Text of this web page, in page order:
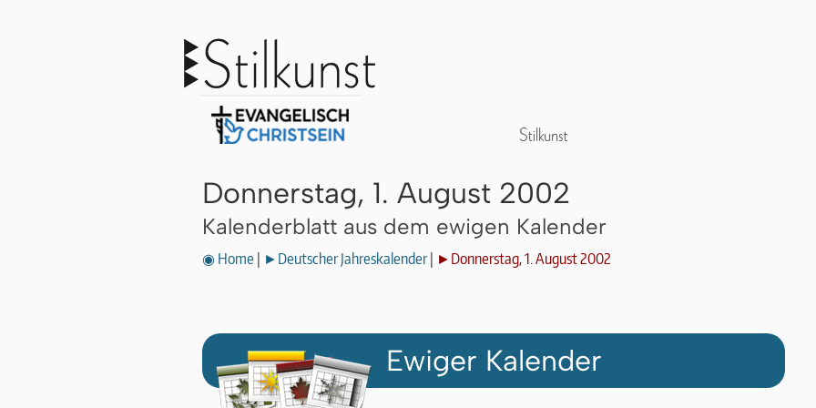
Donnerstag, 1. August 2002
Kalenderblatt aus dem ewigen Kalender
◉ Home ►Deutscher Jahreskalender| ►Donnerstag, 1. August 2002
Ewiger Kalender